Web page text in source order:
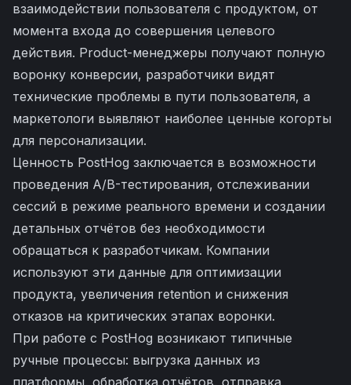
взаимодействии пользователя с продуктом, от
момента входа до совершения целевого
действия. Product-менеджеры получают полную
воронку конверсии, разработчики видят
технические проблемы в пути пользователя, а
маркетологи выявляют наиболее ценные когорты
для персонализации.
Ценность PostHog заключается в возможности
проведения A/B-тестирования, отслеживании
сессий в режиме реального времени и создании
детальных отчётов без необходимости
обращаться к разработчикам. Компании
используют эти данные для оптимизации
продукта, увеличения retention и снижения
отказов на критических этапах воронки.
При работе с PostHog возникают типичные
ручные процессы: выгрузка данных из
платформы, обработка отчётов, отправка